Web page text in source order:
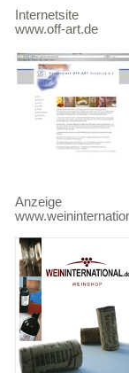
Internetsite
www.off-
Anzeige